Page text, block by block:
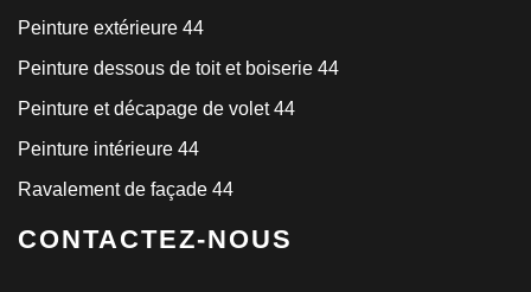
Peinture extérieure 44
Peinture dessous de toit et boiserie 44
Peinture et décapage de volet 44
Peinture intérieure 44
Ravalement de façade 44
CONTACTEZ-NOUS